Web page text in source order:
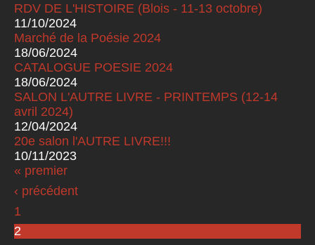
RDV DE L'HISTOIRE (Blois - 11-13 octobre)
11/10/2024
Marché de la Poésie 2024
18/06/2024
CATALOGUE POESIE 2024
18/06/2024
SALON L'AUTRE LIVRE - PRINTEMPS (12-14
avril 2024)
12/04/2024
20e salon l'AUTRE LIVRE!!!
10/11/2023
Pages
« premier
‹ précédent
1
2